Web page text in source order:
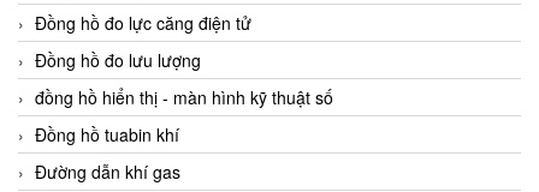
Đồng hồ đo lực căng điện tử
Đồng hồ đo lưu lượng
đồng hồ hiển thị - màn hình kỹ thuật số
Đồng hồ tuabin khí
Đường dẫn khí gas